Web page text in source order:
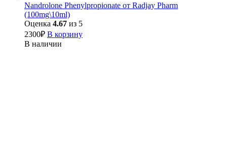
Nandrolone Phenylpropionate от Radjay Pharm
(100mg\10ml)
Оценка 4.67 из 5
2300₽ В корзину
В наличии